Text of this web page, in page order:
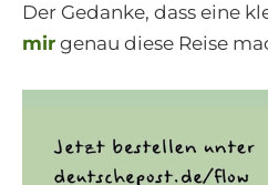
Der Gedanke, dass eine
mir genau diese Reise